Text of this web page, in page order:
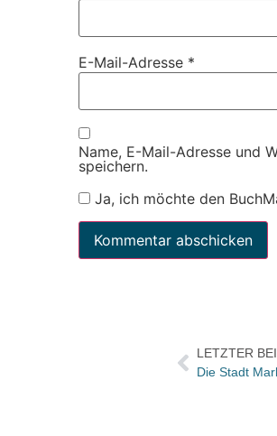
E-Mail-Adresse *
Name, E-Mail-Adresse und
speichern.
Ja, ich möchte den
LETZTER